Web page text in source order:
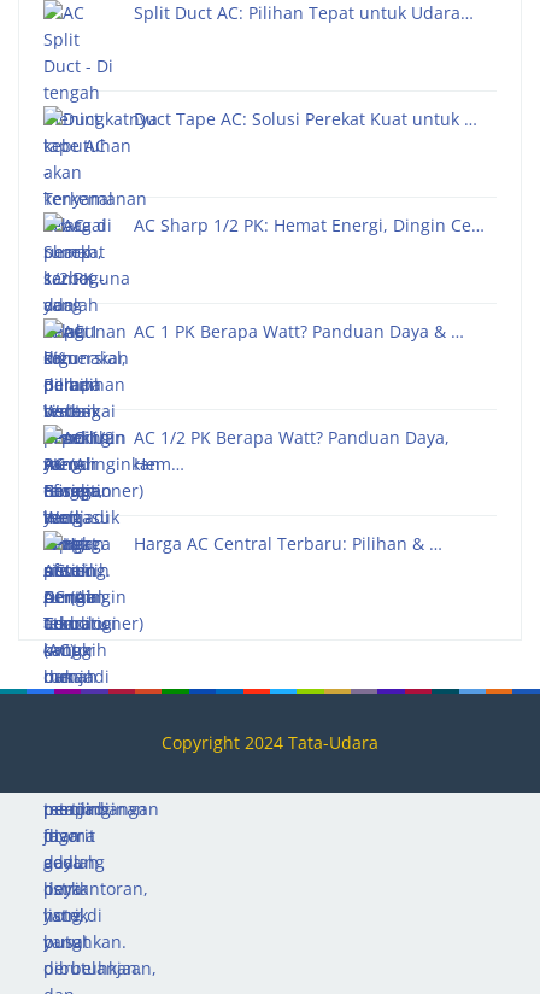
Split Duct AC: Pilihan Tepat untuk Udara…
Duct Tape AC: Solusi Perekat Kuat untuk …
AC Sharp 1/2 PK: Hemat Energi, Dingin Ce…
AC 1 PK Berapa Watt? Panduan Daya & …
AC 1/2 PK Berapa Watt? Panduan Daya,
Hem…
Harga AC Central Terbaru: Pilihan & …
Copyright 2024 Tata-Udara